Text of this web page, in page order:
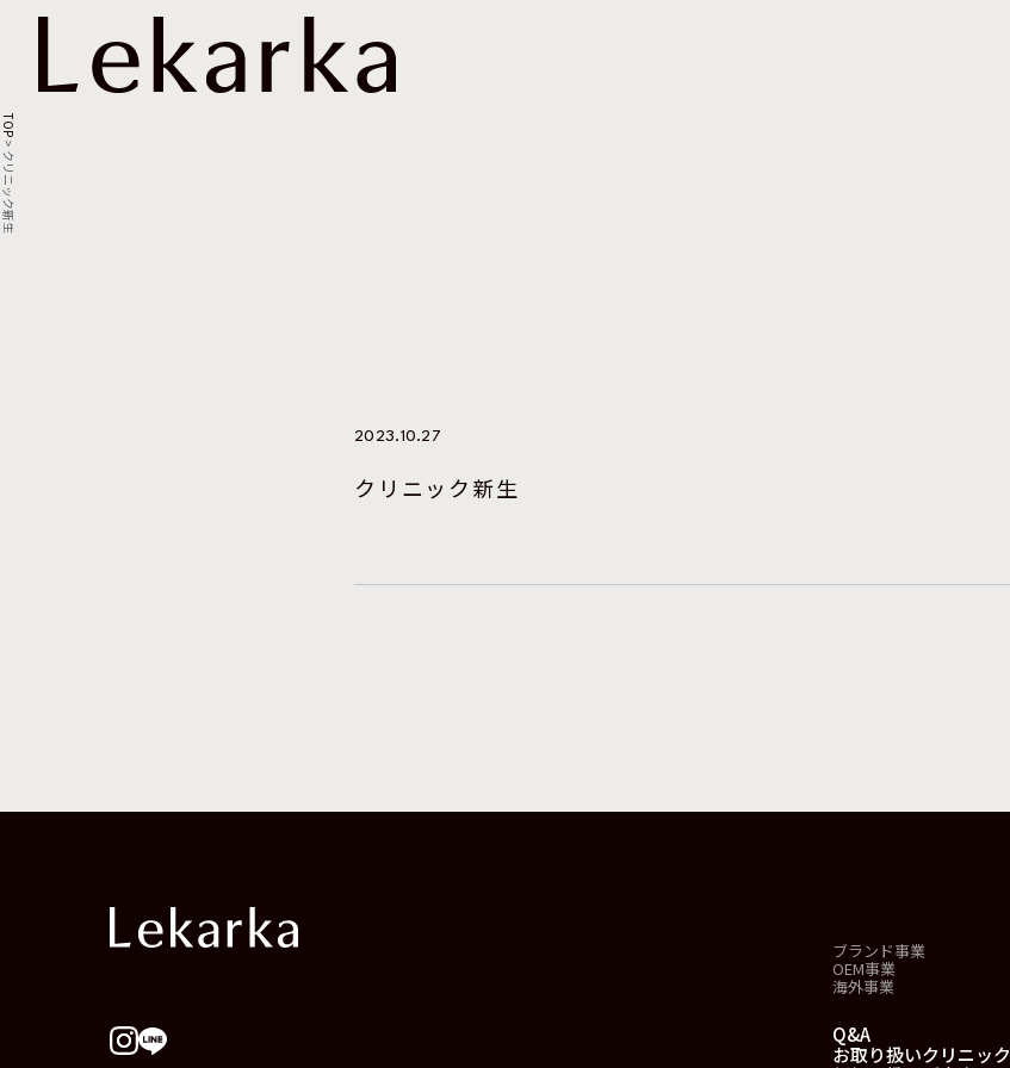
TOP
>
クリニック新生
2023.10.27
クリニック新生
ブランド事業
OEM事業
海外事業
Q&A
お取り扱いクリニック